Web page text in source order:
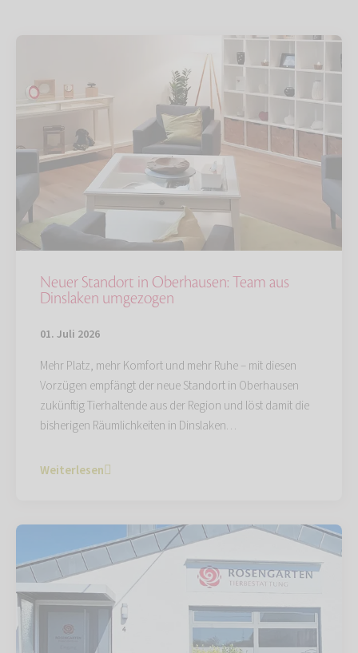
Neuer Standort in Oberhausen: Team aus
Dinslaken umgezogen
01. Juli 2026
Mehr Platz, mehr Komfort und mehr Ruhe – mit diesen
Vorzügen empfängt der neue Standort in Oberhausen
zukünftig Tierhaltende aus der Region und löst damit die
bisherigen Räumlichkeiten in Dinslaken…
Weiterlesen